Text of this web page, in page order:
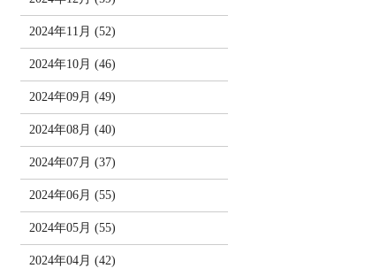
2024年11月 (52)
2024年10月 (46)
2024年09月 (49)
2024年08月 (40)
2024年07月 (37)
2024年06月 (55)
2024年05月 (55)
2024年04月 (42)